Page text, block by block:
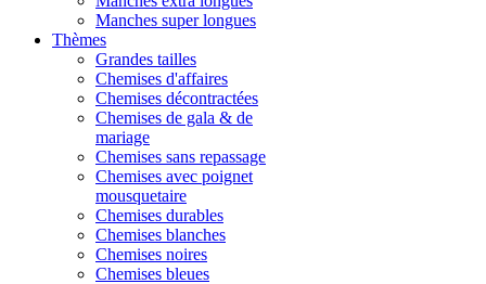
Manches super longues
Thèmes
Grandes tailles
Chemises d'affaires
Chemises décontractées
Chemises de gala & de
mariage
Chemises sans repassage
Chemises avec poignet
mousquetaire
Chemises durables
Chemises blanches
Chemises noires
Chemises bleues